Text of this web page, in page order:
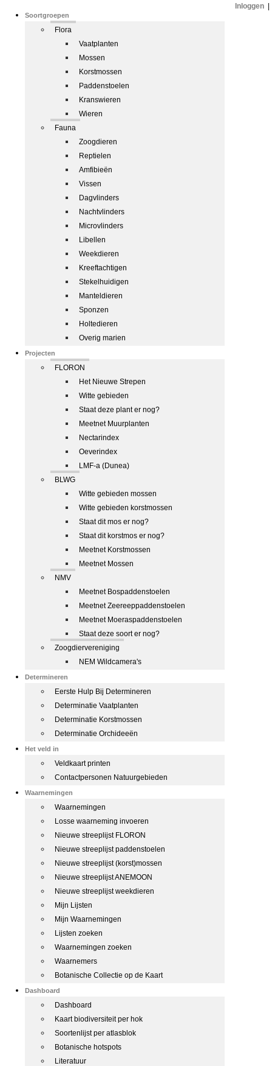
Soortgroepen
Flora
Vaatplanten
Mossen
Korstmossen
Paddenstoelen
Kranswieren
Wieren
Fauna
Zoogdieren
Reptielen
Amfibieën
Vissen
Dagvlinders
Nachtvlinders
Microvlinders
Libellen
Weekdieren
Kreeftachtigen
Stekelhuidigen
Manteldieren
Sponzen
Holtedieren
Overig marien
Projecten
FLORON
Het Nieuwe Strepen
Witte gebieden
Staat deze plant er nog?
Meetnet Muurplanten
Nectarindex
Oeverindex
LMF-a (Dunea)
BLWG
Witte gebieden mossen
Witte gebieden korstmossen
Staat dit mos er nog?
Staat dit korstmos er nog?
Meetnet Korstmossen
Meetnet Mossen
NMV
Meetnet Bospaddenstoelen
Meetnet Zeereeppaddenstoelen
Meetnet Moeraspaddenstoelen
Staat deze soort er nog?
Zoogdiervereniging
NEM Wildcamera's
Determineren
Eerste Hulp Bij Determineren
Determinatie Vaatplanten
Determinatie Korstmossen
Determinatie Orchideeën
Het veld in
Veldkaart printen
Contactpersonen Natuurgebieden
Waarnemingen
Waarnemingen
Losse waarneming invoeren
Nieuwe streeplijst FLORON
Nieuwe streeplijst paddenstoelen
Nieuwe streeplijst (korst)mossen
Nieuwe streeplijst ANEMOON
Nieuwe streeplijst weekdieren
Mijn Lijsten
Mijn Waarnemingen
Lijsten zoeken
Waarnemingen zoeken
Waarnemers
Botanische Collectie op de Kaart
Dashboard
Dashboard
Kaart biodiversiteit per hok
Soortenlijst per atlasblok
Botanische hotspots
Literatuur
Inloggen